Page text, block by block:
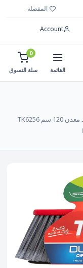
المفضلة
Account
القائمة
0
سلة التسوق
فرشة دوال ناعمة للأرضيات و خشنة للسجاد باليد معدن 120 سم TK6256